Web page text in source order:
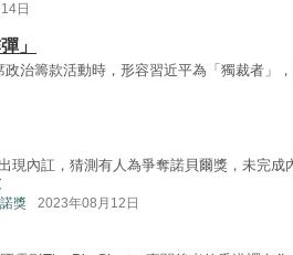
日
」
政治籌款活動時，形容習近平為「獨裁者」
現內訌，猜測有人為爭奪諾貝爾獎，未完成
獎 2023年08月12日